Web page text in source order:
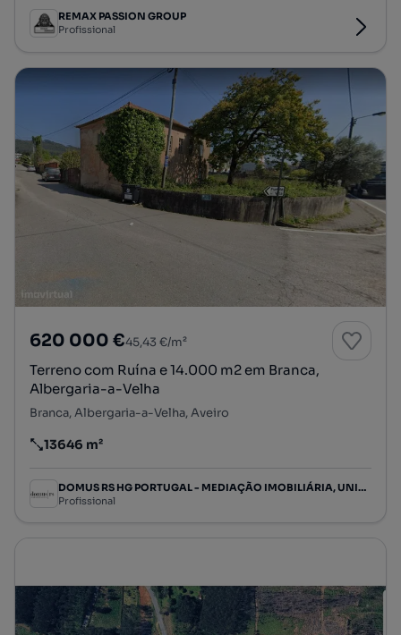
REMAX PASSION GROUP
Profissional
620 000 €45,43 €/m²
Terreno com Ruína e 14.000 m2 em Branca,
Albergaria-a-Velha
Branca, Albergaria-a-Velha, Aveiro
Preço por metro quadrado
13646 m²
DOMUS RS HG PORTUGAL - MEDIAÇÃO IMOBILIÁRIA, UNIPESSOAL LDA
Profissional